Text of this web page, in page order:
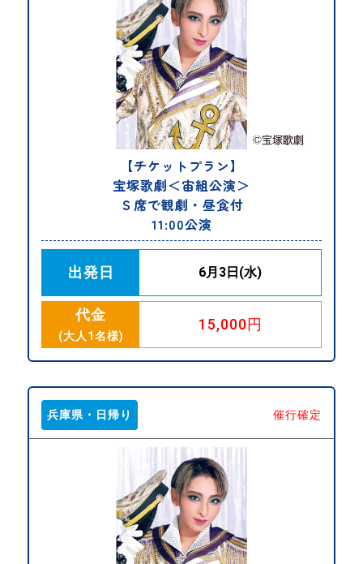
【チケットプラン】
宝塚歌劇＜宙組公演＞
Ｓ席で観劇・昼食付
11:00公演
出発日 6月3日(水)
代金
(大人1名様)
15,000円
兵庫県・日帰り 催行確定